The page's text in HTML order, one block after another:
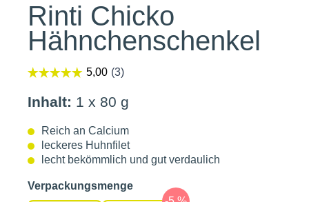
Rinti Chicko
Hähnchenschenkel
Inhalt: 1 x 80 g
Reich an Calcium
leckeres Huhnfilet
lecht bekömmlich und gut verdaulich
Verpackungsmengeauswählen